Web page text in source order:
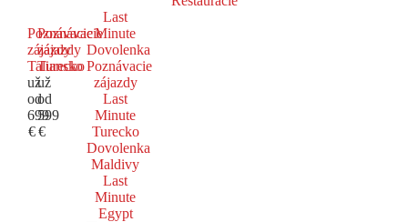
Poznávacie
zájazdy
Taliansko
už
od
699
€
Poznávacie
zájazdy
Turecko
už
od
599
€
Last
Minute
Dovolenka
Poznávacie
zájazdy
Last
Minute
Turecko
Dovolenka
Maldivy
Last
Minute
Egypt